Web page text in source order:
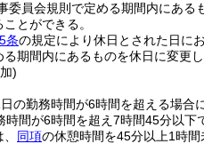
委員会規則で定める期間内にある
とができる。
条の規定により休日とされた日に
期間内にあるものを休日に変更
)
の勤務時間が6時間を超える場合
間が6時間を超え7時間45分以下
同項の休憩時間を45分以上1時間